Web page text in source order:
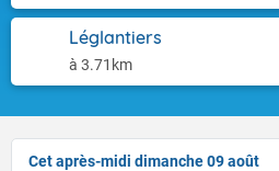
Léglantiers
à 3.71km
Cet après-midi dimanche 09 août